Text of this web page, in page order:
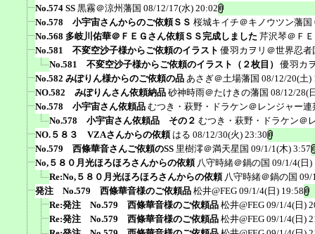
No.574 SS 黒霧＠涼州藩国 08/12/17(水) 20:02
No.578 小宇宙さんからのご依頼ＳＳ 桜城キイチ＠キノウツン藩国
No.568 多岐川佑華＠ＦＥＧさん依頼ＳＳ完成しました 芹沢琴＠Ｆ
No.581 不変空沙子様からご依頼のイラスト 優羽カヲリ＠世界忍者
No.581 不変空沙子様からご依頼のイラスト（２枚目）
優羽カ
No.582 みぽりん様からのご依頼の品 あさぎ＠土場藩国 08/12/20(土)
NO.582 みぽりんさん依頼納品 砂神時雨＠たけきの藩国 08/12/28(
No.578 小宇宙さん依頼品 むつき・萩野・ドラケン＠レンジャー連
No.578 小宇宙さん依頼品 その２ むつき・萩野・ドラケン＠
NO.５８３ VZAさんからの依頼 はる 08/12/30(火) 23:30
No.579 西條華音さんご依頼のSS 里樹澪＠満天星国 09/1/1(木) 3:57
No,５８０月光ほろほろさんからの依頼 八守時緒＠鍋の国 09/1/4(日)
Re:No,５８０月光ほろほろさんからの依頼 八守時緒＠鍋の国 09/
発注 No.579 西條華音様のご依頼品 松井@FEG 09/1/4(日) 19:58
Re:発注 No.579 西條華音様のご依頼品 松井@FEG 09/1/4(日)
Re:発注 No.579 西條華音様のご依頼品 松井@FEG 09/1/4(日)